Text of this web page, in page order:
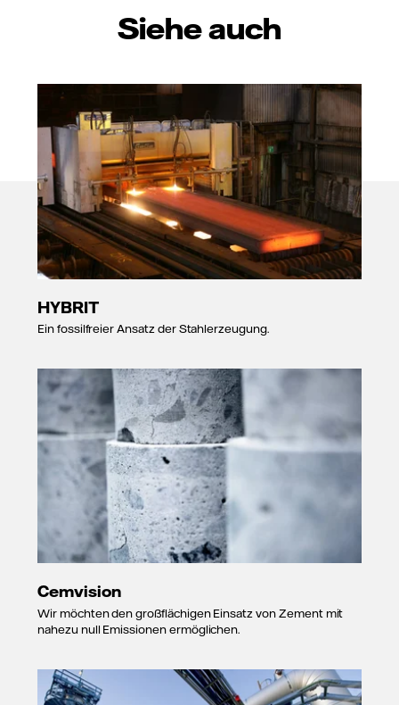
Siehe auch
HYBRIT
Ein fossilfreier Ansatz der Stahlerzeugung.
Cemvision
Wir möchten den großflächigen Einsatz von Zement mit
nahezu null Emissionen ermöglichen.